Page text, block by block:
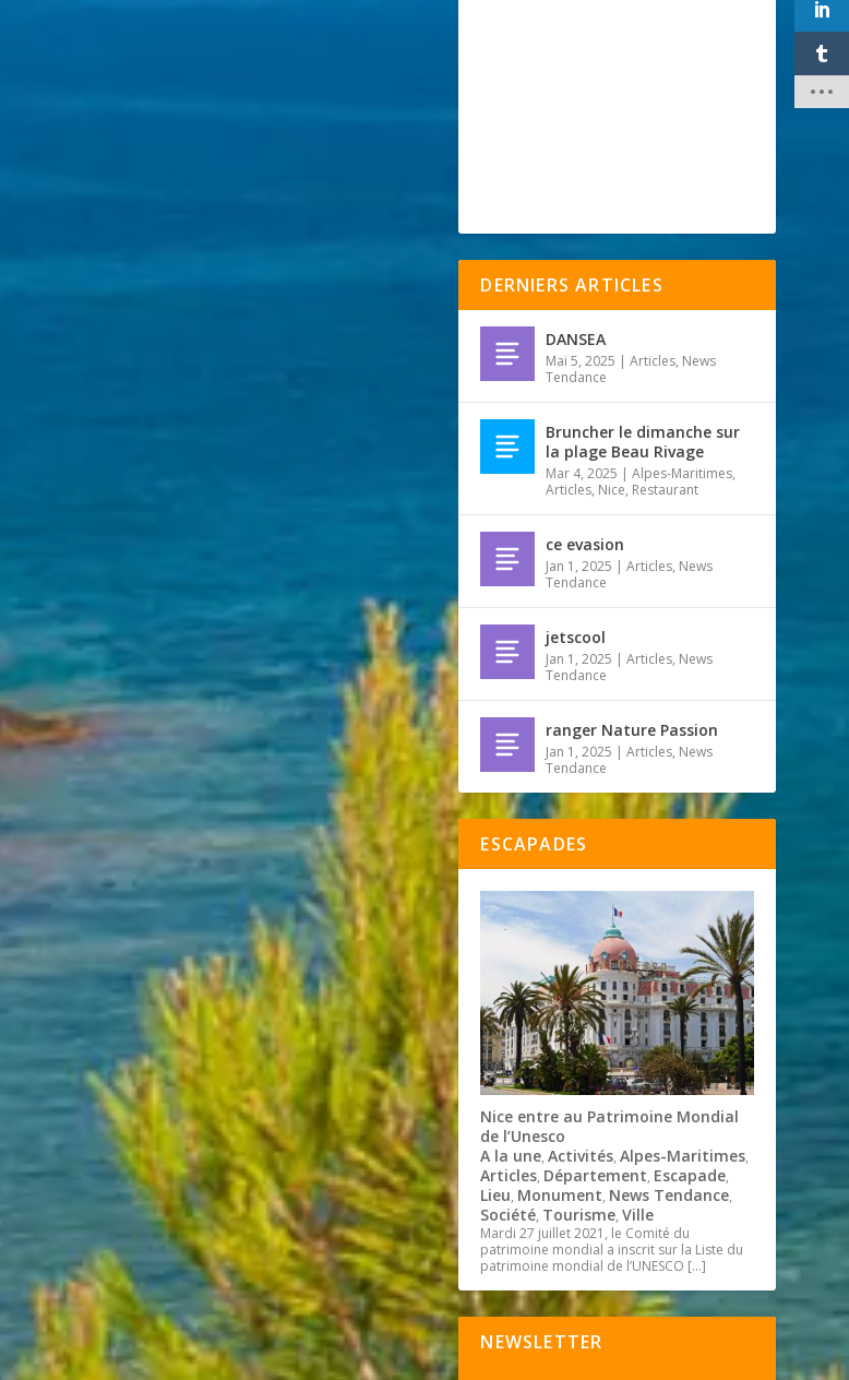
DERNIERS ARTICLES
DANSEA
Mai 5, 2025 |Articles, News
Tendance
Bruncher le dimanche sur
la plage Beau Rivage
Mar 4, 2025 |Alpes-Maritimes,
Articles, Nice, Restaurant
ce evasion
Jan 1, 2025 |Articles, News
Tendance
jetscool
Jan 1, 2025 |Articles, News
Tendance
ranger Nature Passion
Jan 1, 2025 |Articles, News
Tendance
ESCAPADES
Nice entre au Patrimoine Mondial
de l’Unesco
A la une,Activités,Alpes-Maritimes,
Articles, Département, Escapade,
Lieu, Monument, News Tendance,
Société, Tourisme,Ville
Mardi 27 juillet 2021, le Comité du
patrimoine mondial a inscrit sur la Liste du
patrimoine mondial de l’UNESCO […]
NEWSLETTER